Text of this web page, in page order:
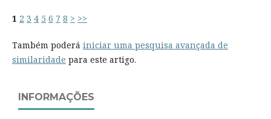
1 2 3 4 5 6 7 8 > >>
Também poderá iniciar uma pesquisa avançada de
similaridade para este artigo.
INFORMAÇÕES